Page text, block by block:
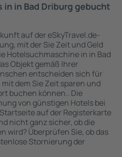
in Bad Driburg gebucht
auf der eSkyTravel.de-
mit der Sie Zeit und Geld
Hotelsuchmaschine in in Bad
Objekt gemäß Ihrer
entscheiden sich für
dem Sie Zeit sparen und
buchen können.. Die
von günstigen Hotels bei
auf der Registerkarte
nicht ganz sicher, ob die
wird? Überprüfen Sie, ob das
Stornierung der